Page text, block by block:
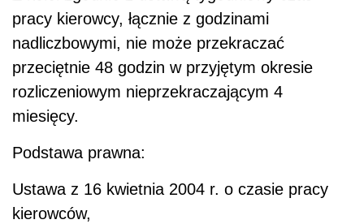
pracy kierowcy, łącznie z godzinami
nadliczbowymi, nie może przekraczać
przeciętnie 48 godzin w przyjętym okresie
rozliczeniowym nieprzekraczającym 4
miesięcy.
Podstawa prawna:
Ustawa z 16 kwietnia 2004 r. o czasie pracy
kierowców,